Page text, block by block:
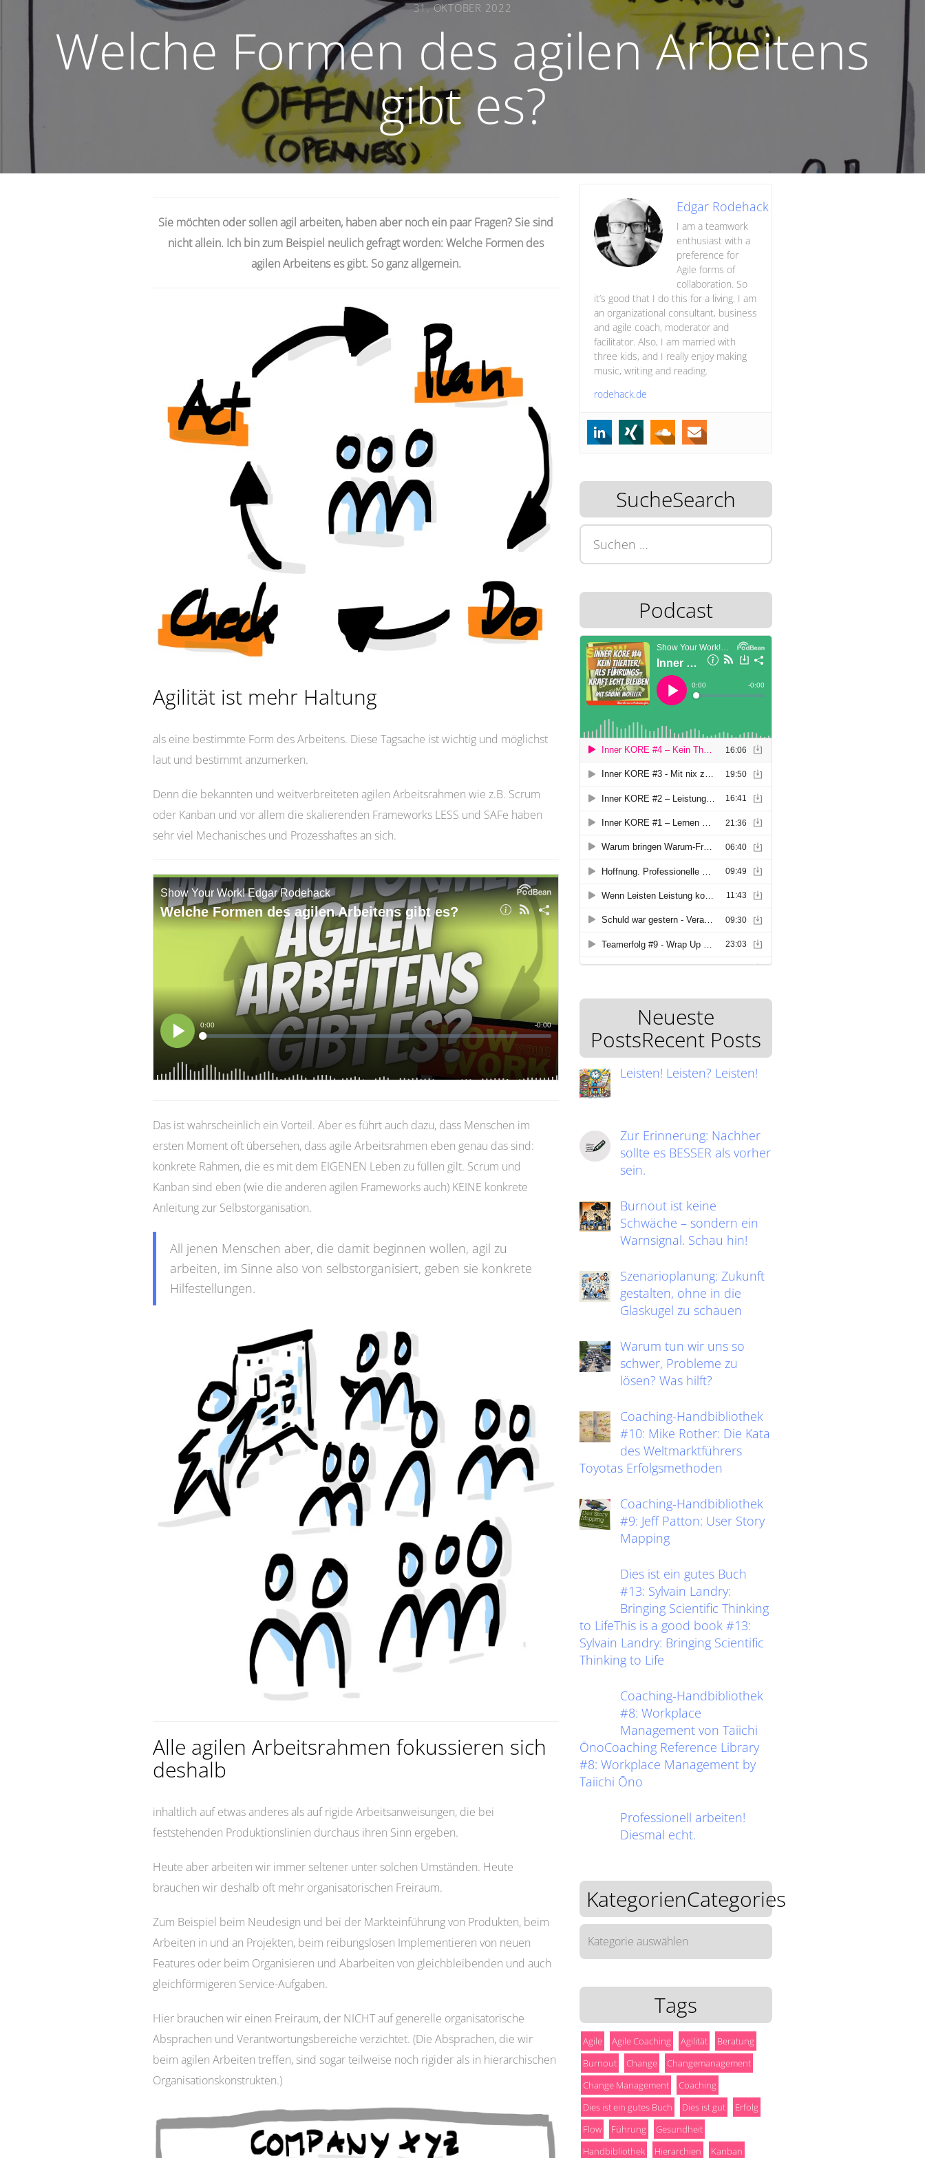
31. OKTOBER 2022
Welche Formen des agilen Arbeitens
gibt es?
Sie möchten oder sollen agil arbeiten, haben aber noch ein paar Fragen? Sie sind
nicht allein. Ich bin zum Beispiel neulich gefragt worden: Welche Formen des
agilen Arbeitens es gibt. So ganz allgemein.
Agilität ist mehr Haltung
als eine bestimmte Form des Arbeitens. Diese Tagsache ist wichtig und möglichst
laut und bestimmt anzumerken.
Denn die bekannten und weitverbreiteten agilen Arbeitsrahmen wie z.B. Scrum
oder Kanban und vor allem die skalierenden Frameworks LESS und SAFe haben
sehr viel Mechanisches und Prozesshaftes an sich.
Das ist wahrscheinlich ein Vorteil. Aber es führt auch dazu, dass Menschen im
ersten Moment oft übersehen, dass agile Arbeitsrahmen eben genau das sind:
konkrete Rahmen, die es mit dem EIGENEN Leben zu füllen gilt. Scrum und
Kanban sind eben (wie die anderen agilen Frameworks auch) KEINE konkrete
Anleitung zur Selbstorganisation.
All jenen Menschen aber, die damit beginnen wollen, agil zu
arbeiten, im Sinne also von selbstorganisiert, geben sie konkrete
Hilfestellungen.
Alle agilen Arbeitsrahmen fokussieren sich
deshalb
inhaltlich auf etwas anderes als auf rigide Arbeitsanweisungen, die bei
feststehenden Produktionslinien durchaus ihren Sinn ergeben.
Heute aber arbeiten wir immer seltener unter solchen Umständen. Heute
brauchen wir deshalb oft mehr organisatorischen Freiraum.
Zum Beispiel beim Neudesign und bei der Markteinführung von Produkten, beim
Arbeiten in und an Projekten, beim reibungslosen Implementieren von neuen
Features oder beim Organisieren und Abarbeiten von gleichbleibenden und auch
gleichförmigeren Service-Aufgaben.
Hier brauchen wir einen Freiraum, der NICHT auf generelle organisatorische
Absprachen und Verantwortungsbereiche verzichtet. (Die Absprachen, die wir
beim agilen Arbeiten treffen, sind sogar teilweise noch rigider als in hierarchischen
Organisationskonstrukten.)
Edgar Rodehack
I am a teamwork
enthusiast with a
preference for
Agile forms of
collaboration. So
it’s good that I do this for a living. I am
an organizational consultant, business
and agile coach, moderator and
facilitator. Also, I am married with
three kids, and I really enjoy making
music, writing and reading.
rodehack.de
SucheSearch
nach:
Podcast
Neueste
PostsRecent Posts
Leisten! Leisten? Leisten!
Zur Erinnerung: Nachher
sollte es BESSER als vorher
sein.
Burnout ist keine
Schwäche – sondern ein
Warnsignal. Schau hin!
Szenarioplanung: Zukunft
gestalten, ohne in die
Glaskugel zu schauen
Warum tun wir uns so
schwer, Probleme zu
lösen? Was hilft?
Coaching-Handbibliothek
#10: Mike Rother: Die Kata
des Weltmarktführers
Toyotas Erfolgsmethoden
Coaching-Handbibliothek
#9: Jeff Patton: User Story
Mapping
Dies ist ein gutes Buch
#13: Sylvain Landry:
Bringing Scientific Thinking
to LifeThis is a good book #13:
Sylvain Landry: Bringing Scientific
Thinking to Life
Coaching-Handbibliothek
#8: Workplace
Management von Taiichi
ŌnoCoaching Reference Library
#8: Workplace Management by
Taiichi Ōno
Professionell arbeiten!
Diesmal echt.
KategorienCategories
KategorienCategories
Tags
Agile Agile Coaching Agilität
Beratung
Burnout
Change
Changemanagement
Change Management
Coaching
Dies ist ein gutes Buch
Dies ist gut
Erfolg
Flow
Führung
Gesundheit
Handbibliothek
Hierarchien Kanban